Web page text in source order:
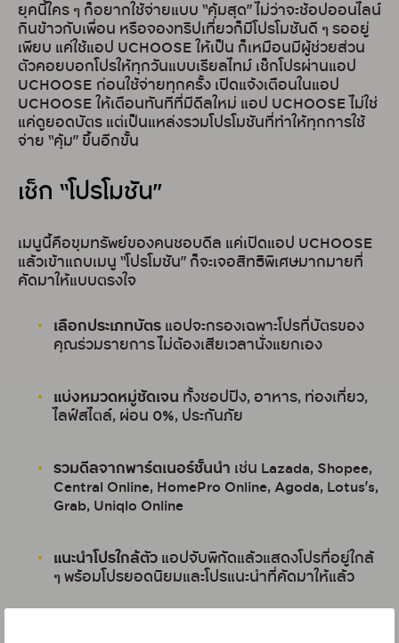
ยุคนี้ใคร ๆ ก็อยากใช้จ่ายแบบ “คุ้มสุด” ไม่ว่าจะช้อปออนไลน์
กินข้าวกับเพื่อน หรือจองทริปเที่ยวก็มีโปรโมชันดี ๆ รออยู่
เพียบ แค่ใช้แอป UCHOOSE ให้เป็น ก็เหมือนมีผู้ช่วยส่วน
ตัวคอยบอกโปรให้ทุกวันแบบเรียลไทม์ เช็กโปรผ่านแอป
UCHOOSE ก่อนใช้จ่ายทุกครั้ง เปิดแจ้งเตือนในแอป
UCHOOSE ให้เตือนทันทีที่มีดีลใหม่ แอป UCHOOSE ไม่ใช่
แค่ดูยอดบัตร แต่เป็นแหล่งรวมโปรโมชันที่ทำให้ทุกการใช้
จ่าย “คุ้ม” ขึ้นอีกขั้น
เช็ก “โปรโมชัน”
เมนูนี้คือขุมทรัพย์ของคนชอบดีล แค่เปิดแอป UCHOOSE
แล้วเข้าแถบเมนู “โปรโมชัน” ก็จะเจอสิทธิพิเศษมากมายที่
คัดมาให้แบบตรงใจ
เลือกประเภทบัตร แอปจะกรองเฉพาะโปรที่บัตรของ
คุณร่วมรายการ ไม่ต้องเสียเวลานั่งแยกเอง
แบ่งหมวดหมู่ชัดเจน ทั้งชอปปิง, อาหาร, ท่องเที่ยว,
ไลฟ์สไตล์, ผ่อน 0%, ประกันภัย
รวมดีลจากพาร์ตเนอร์ชั้นนำ เช่น Lazada, Shopee,
Central Online, HomePro Online, Agoda, Lotus’s,
Grab, Uniqlo Online
แนะนำโปรใกล้ตัว แอปจับพิกัดแล้วแสดงโปรที่อยู่ใกล้
ๆ พร้อมโปรยอดนิยมและโปรแนะนำที่คัดมาให้แล้ว